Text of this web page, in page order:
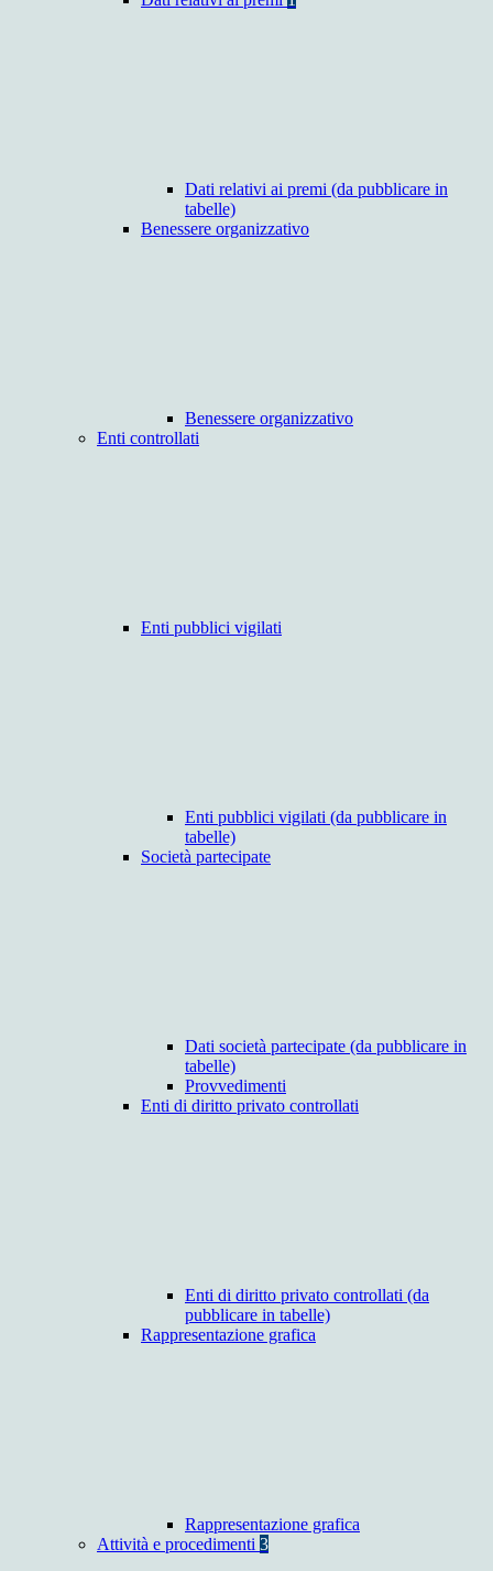
Dati relativi ai premi (da pubblicare in
tabelle)
Benessere organizzativo
Benessere organizzativo
Enti controllati
Enti pubblici vigilati
Enti pubblici vigilati (da pubblicare in
tabelle)
Società partecipate
Dati società partecipate (da pubblicare in
tabelle)
Provvedimenti
Enti di diritto privato controllati
Enti di diritto privato controllati (da
pubblicare in tabelle)
Rappresentazione grafica
Rappresentazione grafica
Attività e procedimenti 3